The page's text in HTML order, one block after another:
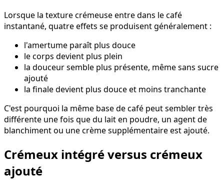
Lorsque la texture crémeuse entre dans le café
instantané, quatre effets se produisent généralement :
l'amertume paraît plus douce
le corps devient plus plein
la douceur semble plus présente, même sans sucre
ajouté
la finale devient plus douce et moins tranchante
C'est pourquoi la même base de café peut sembler très
différente une fois que du lait en poudre, un agent de
blanchiment ou une crème supplémentaire est ajouté.
Crémeux intégré versus crémeux
ajouté